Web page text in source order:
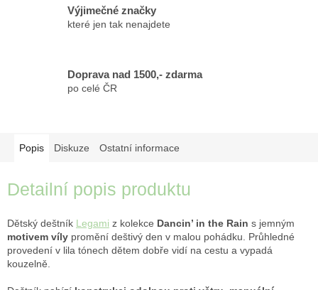
Výjimečné značky
které jen tak nenajdete
Doprava nad 1500,- zdarma
po celé ČR
Popis Diskuze Ostatní informace
Detailní popis produktu
Dětský deštník Legami z kolekce Dancin’ in the Rain s jemným
motivem víly promění deštivý den v malou pohádku. Průhledné
provedení v lila tónech dětem dobře vidí na cestu a vypadá
kouzelně.